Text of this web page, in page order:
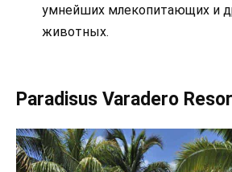
умнейших млекопитающих и
животных.
Paradisus Varadero